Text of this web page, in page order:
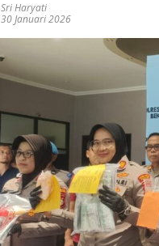
Sri Haryati
30 Januari 2026